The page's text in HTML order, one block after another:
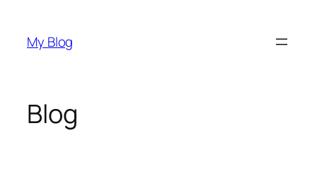
contenido
My Blog
Blog